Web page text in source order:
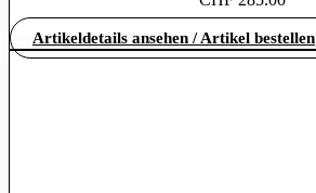
Artikeldetails ansehen / Artikel bestellen